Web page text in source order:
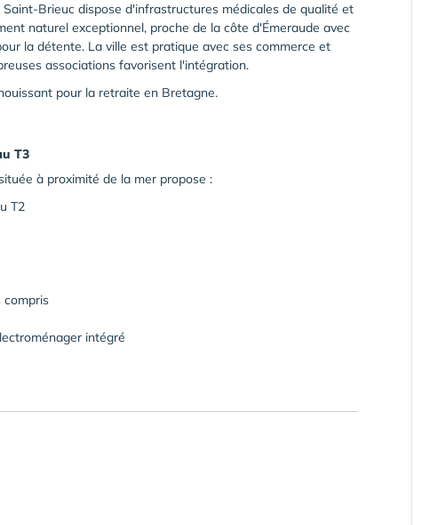
Brieuc dispose d'infrastructures médicales de qualité et
naturel exceptionnel, proche de la côte d'Émeraude avec
la détente. La ville est pratique avec ses commerce et
associations favorisent l'intégration.
pour la retraite en Bretagne.
T3
à proximité de la mer propose :
T2
compris
intégré